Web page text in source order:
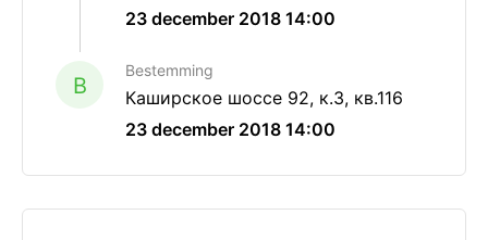
23 december 2018 14:00
B
Bestemming
Каширское шоссе 92, к.3, кв.116
23 december 2018 14:00